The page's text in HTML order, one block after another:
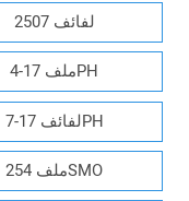
2507 لفائف
ملف 17-4PH
لفائف 17-7PH
ملف 254SMO